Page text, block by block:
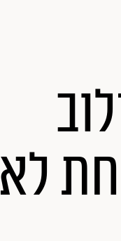
לא